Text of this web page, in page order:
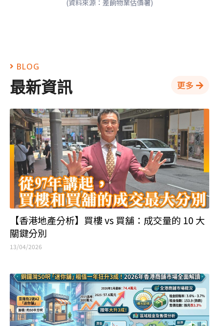
(資料來源：差餉物業估價署)
BLOG
最新資訊 更多
【香港地產分析】買樓 vs 買舖：成交量的 10 大
關鍵分別
13/04/2026